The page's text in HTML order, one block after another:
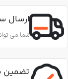
ارسال
شما می
تضمین